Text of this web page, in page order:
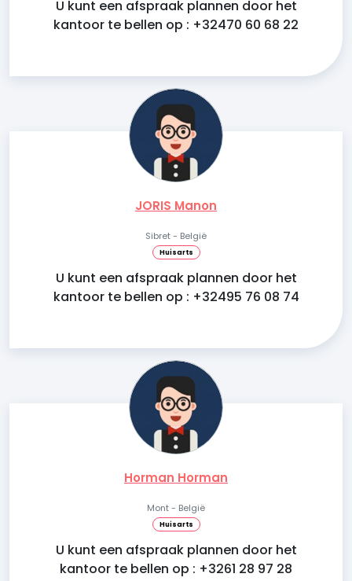
U kunt een afspraak plannen door het
kantoor te bellen op : +32470 60 68 22
JORIS Manon
Sibret - België
Huisarts
U kunt een afspraak plannen door het
kantoor te bellen op : +32495 76 08 74
Horman Horman
Mont - België
Huisarts
U kunt een afspraak plannen door het
kantoor te bellen op : +3261 28 97 28